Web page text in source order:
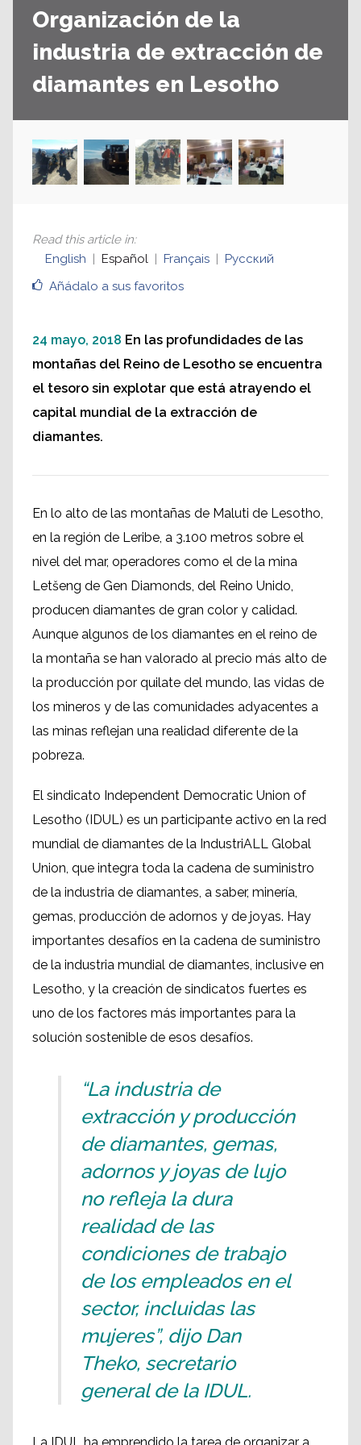
Organización de la
industria de extracción de
diamantes en Lesotho
Añádalo a sus favoritos
Read this article in:
English
Español Français Русский
24 mayo, 2018 En las profundidades de las
montañas del Reino de Lesotho se encuentra
el tesoro sin explotar que está atrayendo el
capital mundial de la extracción de
diamantes.
En lo alto de las montañas de Maluti de Lesotho,
en la región de Leribe, a 3.100 metros sobre el
nivel del mar, operadores como el de la mina
Letšeng de Gen Diamonds, del Reino Unido,
producen diamantes de gran color y calidad.
Aunque algunos de los diamantes en el reino de
la montaña se han valorado al precio más alto de
la producción por quilate del mundo, las vidas de
los mineros y de las comunidades adyacentes a
las minas reflejan una realidad diferente de la
pobreza.
El sindicato Independent Democratic Union of
Lesotho (IDUL) es un participante activo en la red
mundial de diamantes de la IndustriALL Global
Union, que integra toda la cadena de suministro
de la industria de diamantes, a saber, minería,
gemas, producción de adornos y de joyas. Hay
importantes desafíos en la cadena de suministro
de la industria mundial de diamantes, inclusive en
Lesotho, y la creación de sindicatos fuertes es
uno de los factores más importantes para la
solución sostenible de esos desafíos.
“La industria de
extracción y producción
de diamantes, gemas,
adornos y joyas de lujo
no refleja la dura
realidad de las
condiciones de trabajo
de los empleados en el
sector, incluidas las
mujeres”, dijo Dan
Theko, secretario
general de la IDUL.